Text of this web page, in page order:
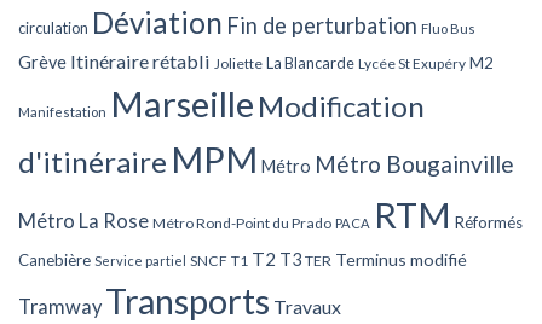
circulation Déviation Fin de perturbation Fluo Bus
Grève Itinéraire rétabli Joliette La Blancarde Lycée St Exupéry M2
Manifestation Marseille Modification
d'itinéraire MPM Métro Métro Bougainville
Métro La Rose Métro Rond-Point du Prado PACA RTM Réformés
Canebière Service partiel SNCF T1 T2 T3 TER Terminus modifié
Tramway Transports Travaux